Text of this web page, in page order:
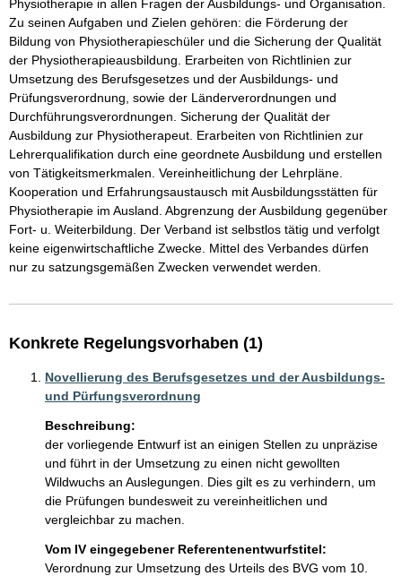
Physiotherapie in allen Fragen der Ausbildungs- und Organisation.
Zu seinen Aufgaben und Zielen gehören: die Förderung der
Bildung von Physiotherapieschüler und die Sicherung der Qualität
der Physiotherapieausbildung. Erarbeiten von Richtlinien zur
Umsetzung des Berufsgesetzes und der Ausbildungs- und
Prüfungsverordnung, sowie der Länderverordnungen und
Durchführungsverordnungen. Sicherung der Qualität der
Ausbildung zur Physiotherapeut. Erarbeiten von Richtlinien zur
Lehrerqualifikation durch eine geordnete Ausbildung und erstellen
von Tätigkeitsmerkmalen. Vereinheitlichung der Lehrpläne.
Kooperation und Erfahrungsaustausch mit Ausbildungsstätten für
Physiotherapie im Ausland. Abgrenzung der Ausbildung gegenüber
Fort- u. Weiterbildung. Der Verband ist selbstlos tätig und verfolgt
keine eigenwirtschaftliche Zwecke. Mittel des Verbandes dürfen
nur zu satzungsgemäßen Zwecken verwendet werden.
Konkrete Regelungsvorhaben (1)
Novellierung des Berufsgesetzes und der Ausbildungs-
und Pürfungsverordnung
Beschreibung:
der vorliegende Entwurf ist an einigen Stellen zu unpräzise
und führt in der Umsetzung zu einen nicht gewollten
Wildwuchs an Auslegungen. Dies gilt es zu verhindern, um
die Prüfungen bundesweit zu vereinheitlichen und
vergleichbar zu machen.
Vom IV eingegebener Referentenentwurfstitel:
Verordnung zur Umsetzung des Urteils des BVG vom 10.